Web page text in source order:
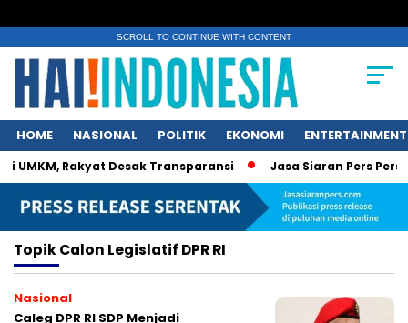
SCROLL TO CONTINUE WITH CONTENT
HOME NASIONAL POLITIK EKONOMI ENTERTAINMENT
Rakyat Desak Transparansi Jasa Siaran Pers
TopikCalon Legislatif DPR RI
Nasional
Caleg DPR RI SDP Menjadi